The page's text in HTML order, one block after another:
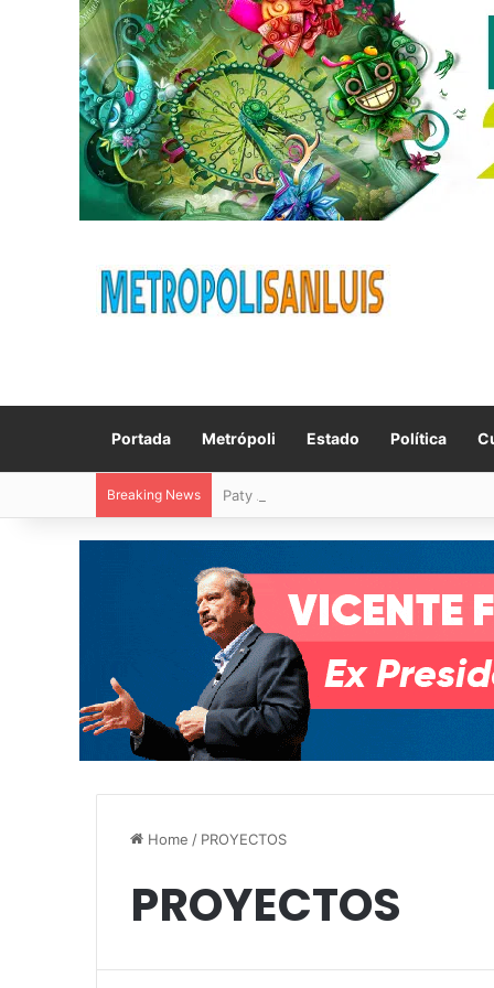
Portada Metrópoli Estado Política
Breaking News Paty Aradillas destaca impacto del
Home / PROYECTOS
PROYECTOS